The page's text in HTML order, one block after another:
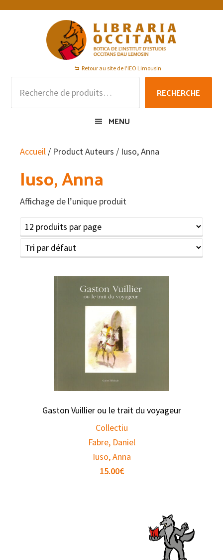
Passer
Passer
Passer
Retour au site de l'IEO Limousin
pour :
RECHERCHE
MENU
Accueil / Product Auteurs / Iuso, Anna
Iuso, Anna
Affichage de l’unique produit
Gaston Vuillier ou le trait du voyageur
Collectiu
Fabre, Daniel
Iuso, Anna
15.00€